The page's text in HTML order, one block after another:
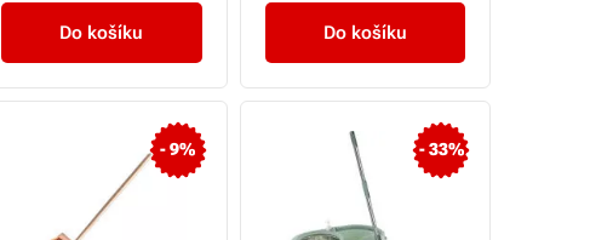
Do košíku Do košíku
- 9% - 33%